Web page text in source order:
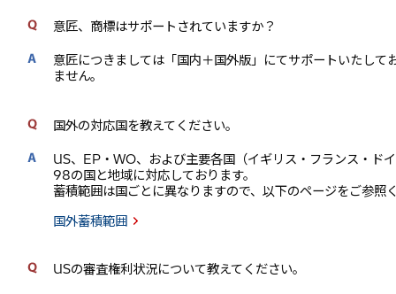
意匠、商標はサポートされていますか？
意匠につきましては「国内＋国外版」にてサポートいたして
ません。
国外の対応国を教えてください。
US、EP・WO、および主要各国（イギリス・フランス・ド
98の国と地域に対応しております。
蓄積範囲は国ごとに異なりますので、以下のページをご参照
国外蓄積範囲
USの審査権利状況について教えてください。